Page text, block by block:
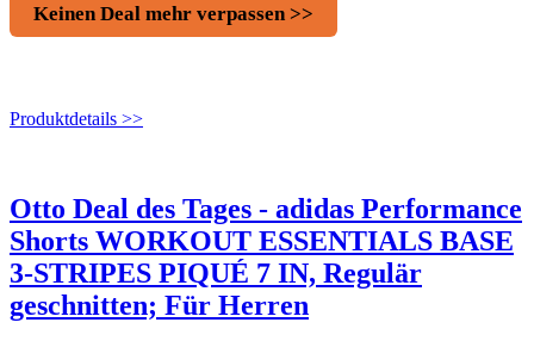
Keinen Deal mehr verpassen >>
Produktdetails >>
Otto Deal des Tages - adidas Performance
Shorts WORKOUT ESSENTIALS BASE
3-STRIPES PIQUÉ 7 IN, Regulär
geschnitten; Für Herren